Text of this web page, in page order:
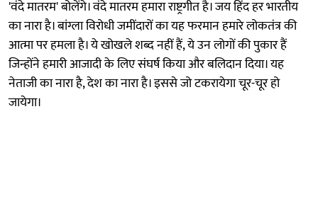
'वंदे मातरम' बोलेंगे। वंदे मातरम हमारा राष्ट्रगीत है। जय हिंद हर भारतीय
का नारा है। बांग्ला विरोधी जमींदारों का यह फरमान हमारे लोकतंत्र की
आत्मा पर हमला है। ये खोखले शब्द नहीं हैं, ये उन लोगों की पुकार हैं
जिन्होंने हमारी आजादी के लिए संघर्ष किया और बलिदान दिया। यह
नेताजी का नारा है, देश का नारा है। इससे जो टकरायेगा चूर-चूर हो
जायेगा।